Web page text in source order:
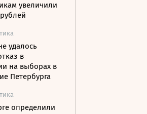
увеличили
удалось
в
на выборах в
Петербурга
определили